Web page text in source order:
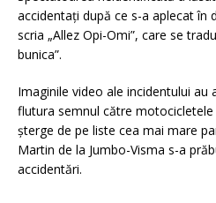
accidentați după ce s-a aplecat în
scria „Allez Opi-Omi”, care se
bunica”.
Imaginile video ale incidentului
flutura semnul către
șterge de pe liste cea mai mare
Martin de la Jumbo-Visma s-a
accidentări.